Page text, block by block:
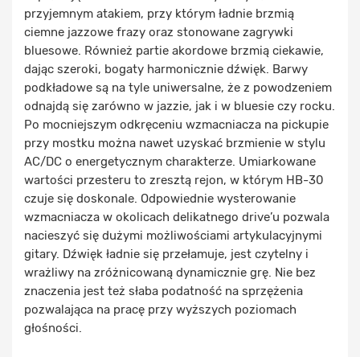
przyjemnym atakiem, przy którym ładnie brzmią
ciemne jazzowe frazy oraz stonowane zagrywki
bluesowe. Również partie akordowe brzmią ciekawie,
dając szeroki, bogaty harmonicznie dźwięk. Barwy
podkładowe są na tyle uniwersalne, że z powodzeniem
odnajdą się zarówno w jazzie, jak i w bluesie czy rocku.
Po mocniejszym odkręceniu wzmacniacza na pickupie
przy mostku można nawet uzyskać brzmienie w stylu
AC/DC o energetycznym charakterze. Umiarkowane
wartości przesteru to zresztą rejon, w którym HB-30
czuje się doskonale. Odpowiednie wysterowanie
wzmacniacza w okolicach delikatnego drive’u pozwala
nacieszyć się dużymi możliwościami artykulacyjnymi
gitary. Dźwięk ładnie się przełamuje, jest czytelny i
wrażliwy na zróżnicowaną dynamicznie grę. Nie bez
znaczenia jest też słaba podatność na sprzężenia
pozwalająca na pracę przy wyższych poziomach
głośności.